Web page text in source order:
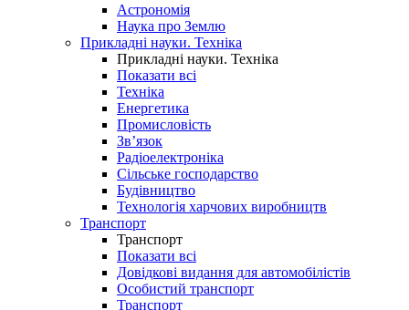
Астрономія
Наука про Землю
Прикладні науки. Техніка
Прикладні науки. Техніка
Показати всі
Техніка
Енергетика
Промисловість
Зв’язок
Радіоелектроніка
Сільське господарство
Будівництво
Технологія харчових виробництв
Транспорт
Транспорт
Показати всі
Довідкові видання для автомобілістів
Особистий транспорт
Транспорт